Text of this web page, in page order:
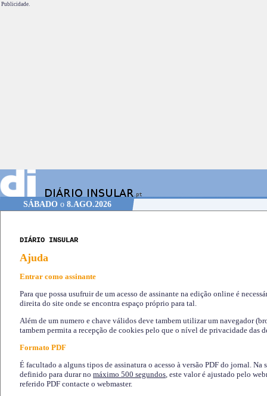
Publicidade.
SÁBADOo 8.AGO.2026
DIÁRIO INSULAR
Ajuda
Entrar como assinante
Para que possa usufruir de um acesso de assinante na edição online é
direita do site onde se encontra espaço próprio para tal.
Além de um numero e chave válidos deve tambem utilizar um navegador
tambem permita a recepção de cookies pelo que o nível de privacidade das
Formato PDF
É facultado a alguns tipos de assinatura o acesso à versão PDF do jornal. Na
definido para durar no máximo 500 segundos, este valor é ajustado pelo
referido PDF contacte o webmaster.